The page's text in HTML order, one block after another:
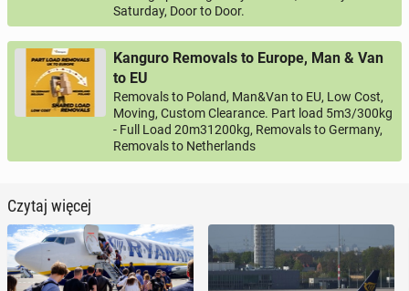
Saturday, Door to Door.
Kanguro Removals to Europe, Man & Van
to EU
Removals to Poland, Man&Van to EU, Low Cost,
Moving, Custom Clearance. Part load 5m3/300kg
- Full Load 20m31200kg, Removals to Germany,
Removals to Netherlands
Czytaj więcej